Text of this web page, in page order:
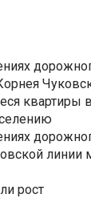
квартиры
линии
рост